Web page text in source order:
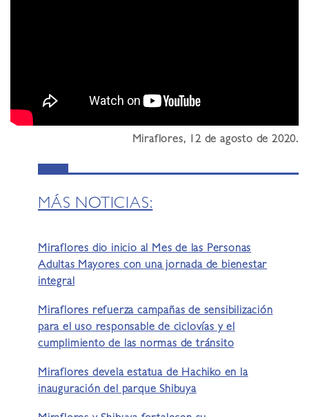
Miraflores, 12 de agosto de 2020.
MÁS NOTICIAS:
Miraflores dio inicio al Mes de las Personas
Adultas Mayores con una jornada de bienestar
integral
Miraflores refuerza campañas de sensibilización
para el uso responsable de ciclovías y el
cumplimiento de las normas de tránsito
Miraflores devela estatua de Hachiko en la
inauguración del parque Shibuya